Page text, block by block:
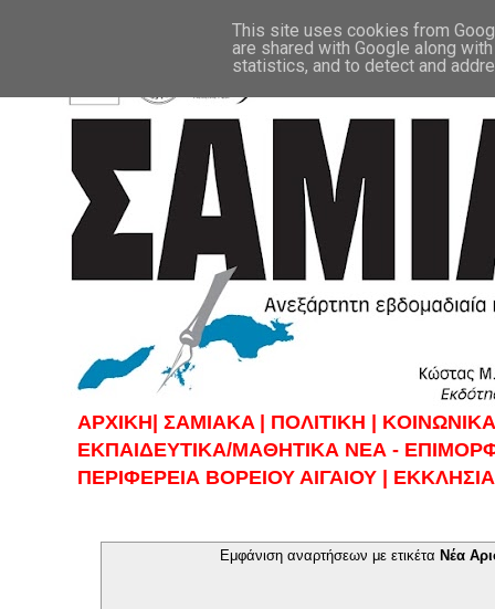
ΑΡΧΙΚΗ| ΣAMIAKA | ΠΟΛΙΤΙΚΗ |
ΕΚΠΑΙΔΕΥΤΙΚΑ/ΜΑΘΗΤΙΚΑ ΝΕΑ -
ΠΕΡΙΦΕΡΕΙΑ ΒΟΡΕΙΟΥ ΑΙΓΑΙΟΥ |
Εμφάνιση αναρτήσεων με ετικέτα Νέα
This site uses cookies from
are shared with Google along
statistics, and to detect and